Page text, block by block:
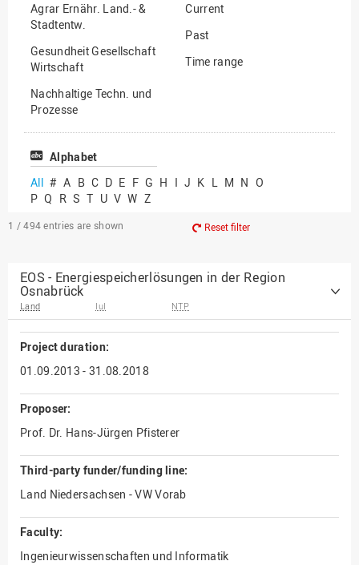
Agrar Ernähr. Land.- &
Stadtentw.
Gesundheit Gesellschaft
Wirtschaft
Nachhaltige Techn. und
Prozesse
Vielfältiges Forschen
Current
Past
Time range
Alphabet
All # A B C D E F G H I J K L M N O
P Q R S T U V W Z
1 / 494 entries are shown Reset filter
EOS - Energiespeicherlösungen in der Region
Osnabrück
Land IuI NTP
Project duration:
01.09.2013 - 31.08.2018
Proposer:
Prof. Dr. Hans-Jürgen Pfisterer
Third-party funder/funding line:
Land Niedersachsen - VW Vorab
Faculty:
Ingenieurwissenschaften und Informatik